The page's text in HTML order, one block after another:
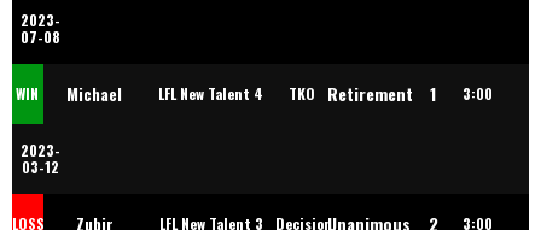
2023-
07-08
WIN Michael LFL New Talent 4 TKO Retirement 1 3:00
2023-
03-12
LOSS Zubir LFL New Talent 3 DecisionUnanimous 2 3:00